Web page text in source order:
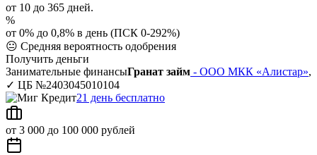
от 10 до 365 дней.
%
от 0% до 0,8% в день (ПСК 0-292%)
😐 Средняя вероятность одобрения
Получить деньги
Занимательные финансыГранат займ - ООО МКК «Алистар»,
✓ ЦБ №2403045010104
21 день бесплатно
от 3 000 до 100 000 рублей